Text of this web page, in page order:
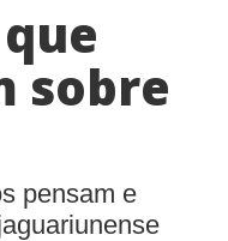
BUSCAR
que
sobre
pensam e